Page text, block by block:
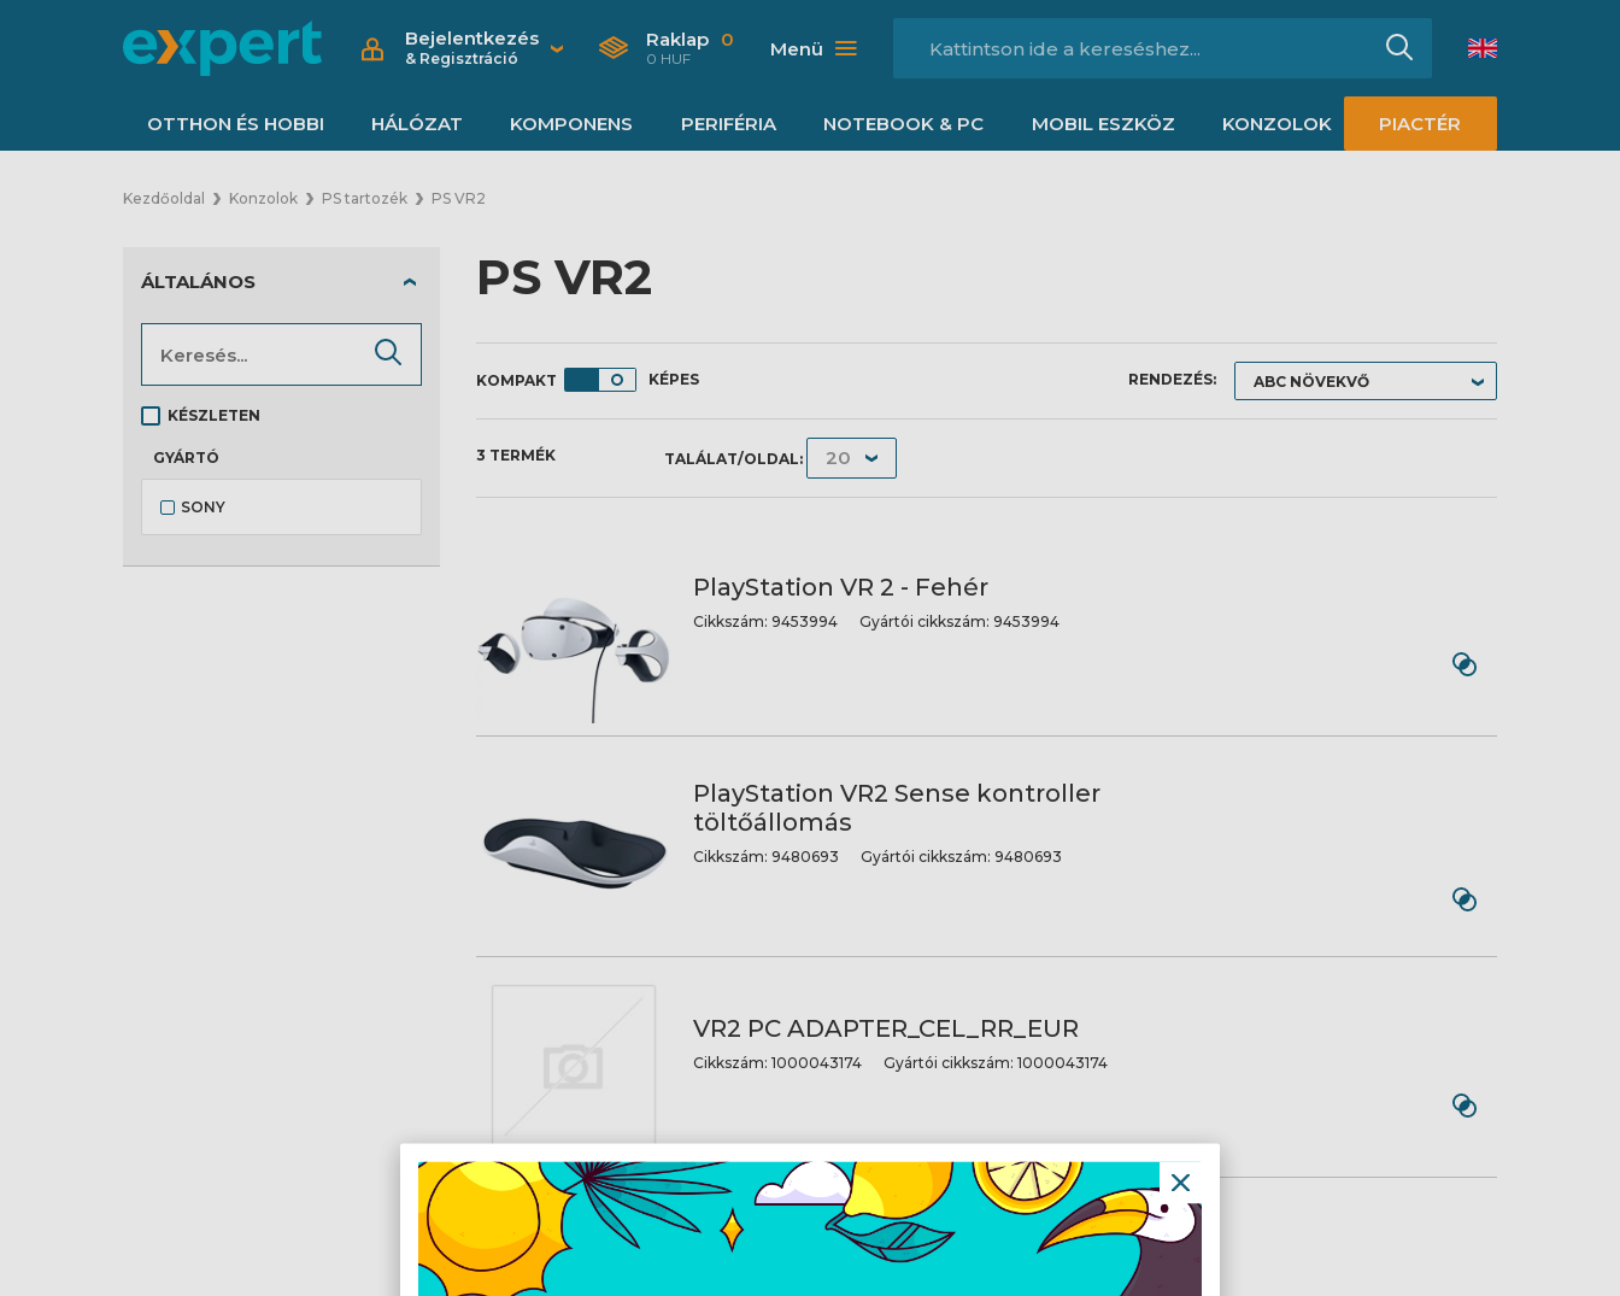
Bejelentkezés
& Regisztráció
Raklap 0
0 HUF Menü
OTTHON ÉS HOBBI HÁLÓZAT KOMPONENS PERIFÉRIA NOTEBOOK & PC MOBIL ESZKÖZ KONZOLOK PIACTÉR
Kezdőoldal Konzolok PS tartozék PS VR2
PS VR2
KÉPES RENDEZÉS:
3 TERMÉK TALÁLAT/OLDAL:
PlayStation VR 2 - Fehér
Cikkszám: 9453994 Gyártói cikkszám: 9453994
PlayStation VR2 Sense kontroller
töltőállomás
Cikkszám: 9480693 Gyártói cikkszám: 9480693
VR2 PC ADAPTER_CEL_RR_EUR
Cikkszám: 1000043174 Gyártói cikkszám: 1000043174
ÁLTALÁNOS
KÉSZLETEN
GYÁRTÓ
SONY
AJÁNLATUNKBÓL